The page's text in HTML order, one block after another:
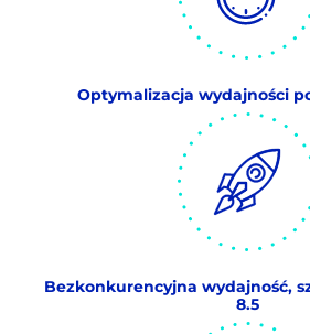
Optymalizacja wydajności
Bezkonkurencyjna wydajność,
8.5